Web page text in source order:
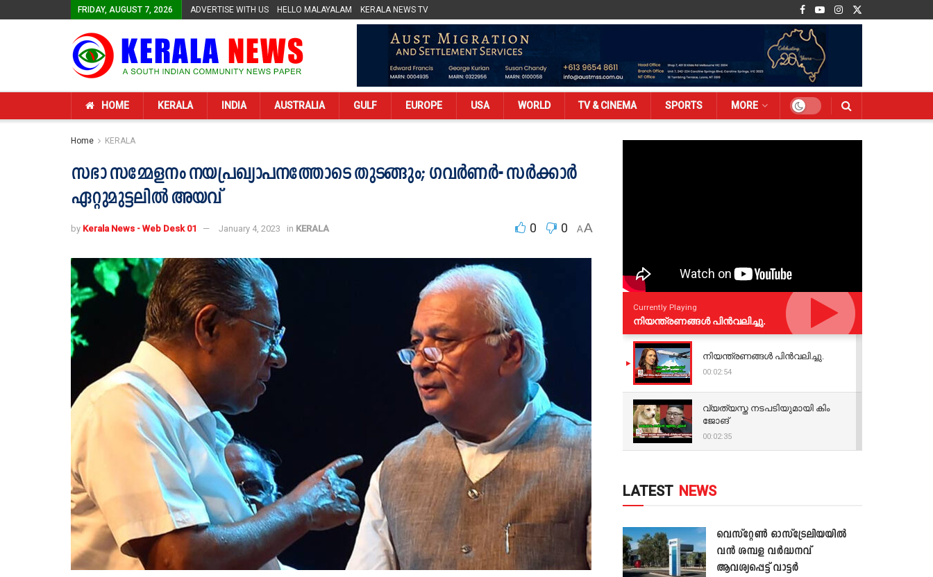
FRIDAY, AUGUST 7, 2026 ADVERTISE WITH US HELLO MALAYALAM KERALA NEWS TV
HOME KERALA INDIA AUSTRALIA GULF EUROPE USA WORLD TV & CINEMA SPORTS MORE
Home KERALA
സഭാ സമ്മേളനം നയപ്രഖ്യാപനത്തോടെ തുടങ്ങും; ഗവര്‍ണര്‍- സര്‍ക്കാര്‍
ഏറ്റുമുട്ടലില്‍ അയവ്
by Kerala News - Web Desk 01 January 4, 2023 in KERALA 0 0 AA
Currently Playing
നിയന്ത്രണങ്ങള്‍ പിന്‍വലിച്ചു.
നിയന്ത്രണങ്ങള്‍ പിന്‍വലിച്ചു.
00:02:54
വ്യത്യസ്ത നടപടിയുമായി കിം
ജോങ്
00:02:35
LATEST NEWS
വെസ്റ്റേൺ ഓസ്‌ട്രേലിയയിൽ
വൻ ശമ്പള വർദ്ധനവ്
ആവശ്യപ്പെട്ട് വാട്ടർ